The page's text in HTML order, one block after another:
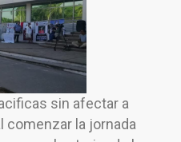
sin afectar a
comenzar la jornada